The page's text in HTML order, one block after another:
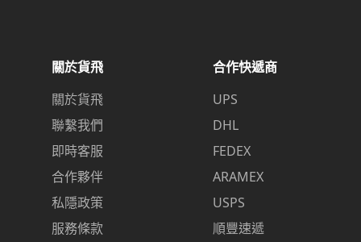
關於貨飛
關於貨飛
聯繫我們
即時客服
合作夥伴
私隱政策
服務條款
合作快遞商
UPS
DHL
FEDEX
ARAMEX
USPS
順豐速遞